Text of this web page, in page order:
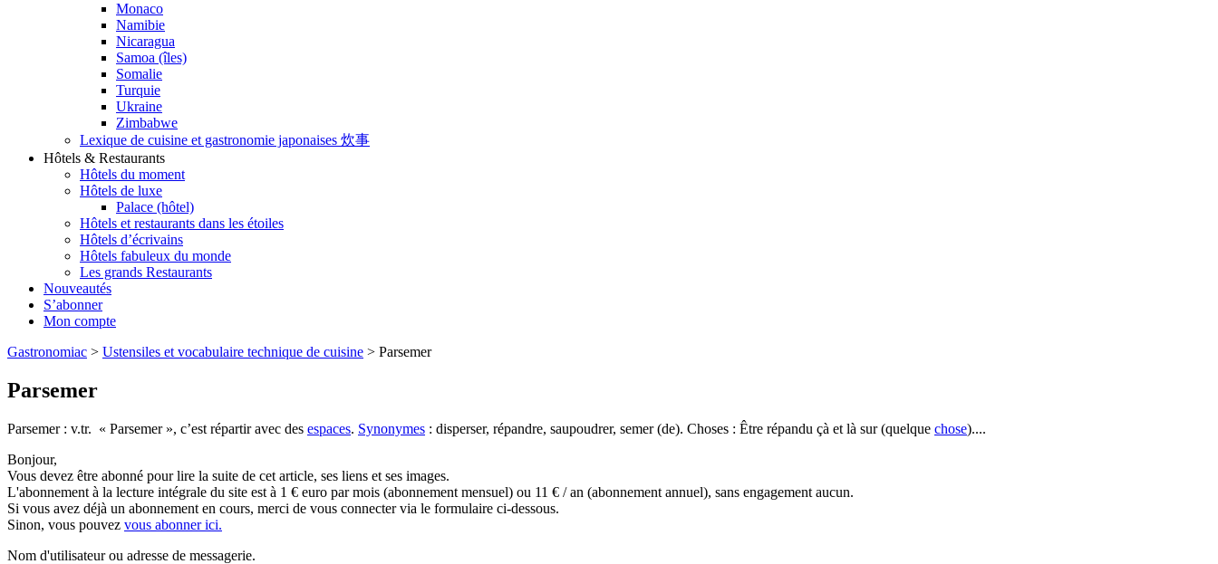
Monaco
Namibie
Nicaragua
Samoa (îles)
Somalie
Turquie
Ukraine
Zimbabwe
Lexique de cuisine et gastronomie japonaises 炊事
Hôtels & Restaurants
Hôtels du moment
Hôtels de luxe
Palace (hôtel)
Hôtels et restaurants dans les étoiles
Hôtels d’écrivains
Hôtels fabuleux du monde
Les grands Restaurants
Nouveautés
S’abonner
Mon compte
Gastronomiac > Ustensiles et vocabulaire technique de cuisine > Parsemer
Parsemer
Parsemer : v.tr. « Parsemer », c’est répartir avec des espaces. Synonymes : disperser, répandre, saupoudrer, semer (de). Choses : Être répandu çà et là sur (quelque chose)....
Bonjour,
Vous devez être abonné pour lire la suite de cet article, ses liens et ses images.
L'abonnement à la lecture intégrale du site est à 1 € euro par mois (abonnement mensuel) ou 11 € / an (abonnement annuel), sans engagement aucun.
Si vous avez déjà un abonnement en cours, merci de vous connecter via le formulaire ci-dessous.
Sinon, vous pouvez vous abonner ici.
Nom d'utilisateur ou adresse de messagerie.